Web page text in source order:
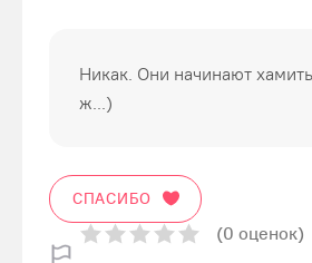
Никак. Они начинают
ж...)
СПАСИБО
(0 оценок)